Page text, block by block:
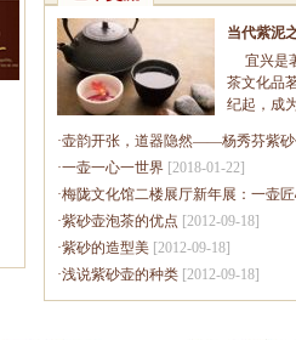
当代紫泥
宜兴是
茶文化品
纪起，成
中，唯有
传，手工
后，一代
等老一辈
·壶韵开张，道器隐然——杨秀芬紫
·一壶一心一世界 [2018-01-22]
·梅陇文化馆二楼展厅新年展：一壶
·紫砂壶泡茶的优点 [2012-09-18]
·紫砂的造型美 [2012-09-18]
·浅说紫砂壶的种类 [2012-09-18]